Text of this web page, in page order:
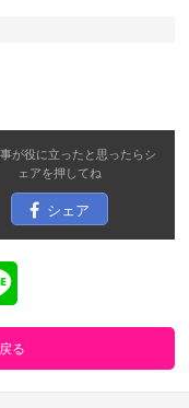
が役に立ったと思ったらシ
ェアを押してね
シェア
る